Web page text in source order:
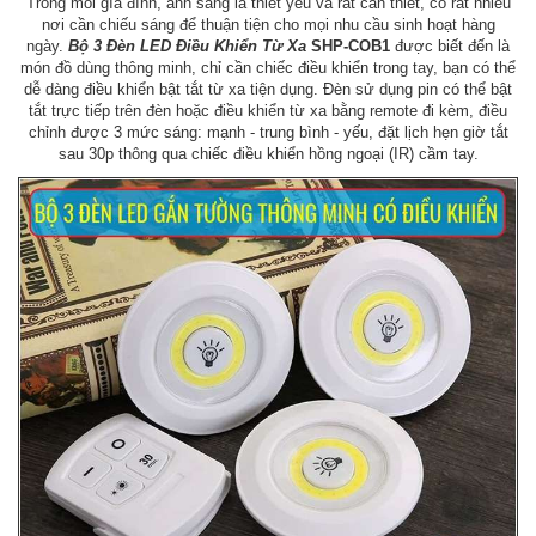
nơi cần chiếu sáng để thuận tiện cho mọi nhu cầu sinh hoạt hàng
ngày. Bộ 3 Đèn LED Điều Khiển Từ Xa SHP-COB1 được biết đến là
món đồ dùng thông minh, chỉ cần chiếc điều khiển trong tay, bạn có thể
dễ dàng điều khiển bật tắt từ xa tiện dụng. Đèn sử dụng pin có thể bật
tắt trực tiếp trên đèn hoặc điều khiển từ xa bằng remote đi kèm, điều
chỉnh được 3 mức sáng: mạnh - trung bình - yếu, đặt lịch hẹn giờ tắt
sau 30p thông qua chiếc điều khiển hồng ngoại (IR) cầm tay.